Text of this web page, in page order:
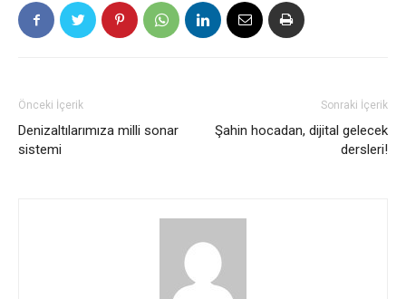
Önceki İçerik
Denizaltılarımıza milli sonar
sistemi
Sonraki İçerik
Şahin hocadan, dijital gelecek
dersleri!